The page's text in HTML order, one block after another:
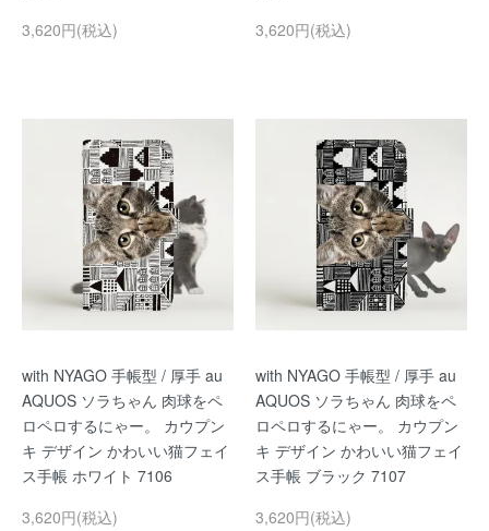
3,620円(税込)
3,620円(税込)
with NYAGO 手帳型 / 厚手 au
AQUOS ソラちゃん 肉球をペ
ロペロするにゃー。 カウプン
キ デザイン かわいい猫フェイ
ス手帳 ホワイト 7106
3,620円(税込)
with NYAGO 手帳型 / 厚手 au
AQUOS ソラちゃん 肉球をペ
ロペロするにゃー。 カウプン
キ デザイン かわいい猫フェイ
ス手帳 ブラック 7107
3,620円(税込)